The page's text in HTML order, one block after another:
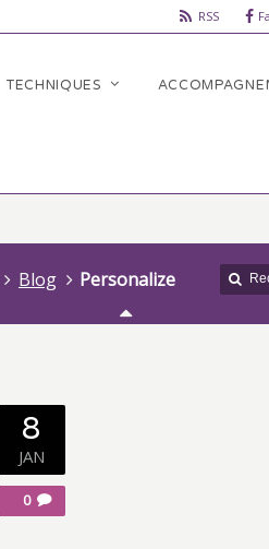
RSS
TECHNIQUES
Blog Personalize
8
JAN
0